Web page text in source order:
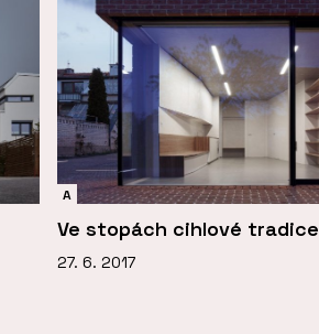
A
Ve stopách cihlové tradice
27. 6. 2017